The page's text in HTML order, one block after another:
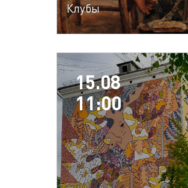
Клубы
15.08
11:00